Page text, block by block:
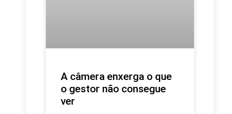
A câmera enxerga o que
o gestor não consegue
ver